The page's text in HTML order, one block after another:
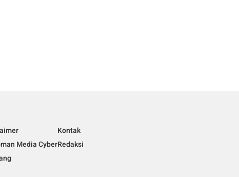
Kontak
Media CyberRedaksi